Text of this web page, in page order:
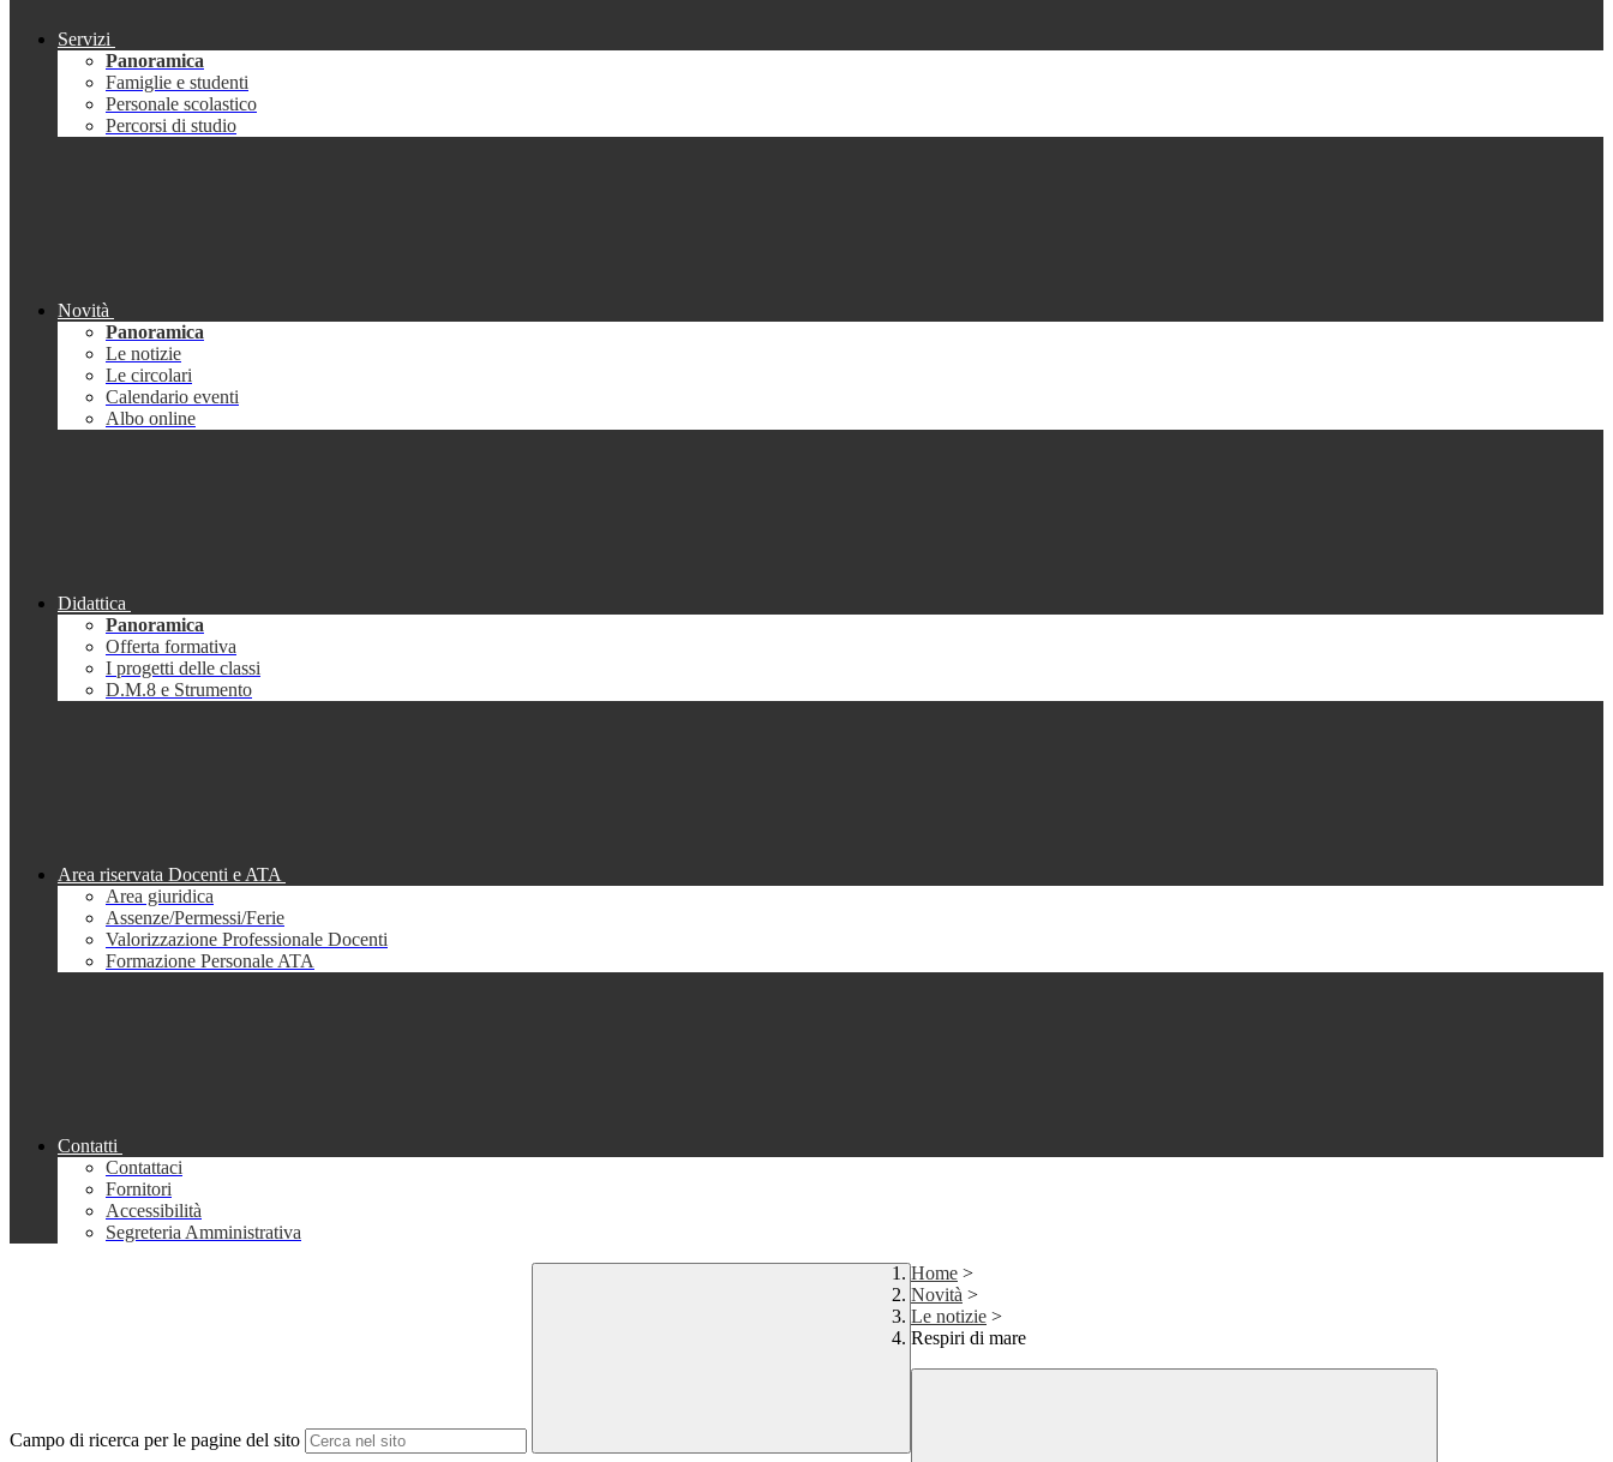
Servizi
Panoramica
Famiglie e studenti
Personale scolastico
Percorsi di studio
Novità
Panoramica
Le notizie
Le circolari
Calendario eventi
Albo online
Didattica
Panoramica
Offerta formativa
I progetti delle classi
D.M.8 e Strumento
Area riservata Docenti e ATA
Area giuridica
Assenze/Permessi/Ferie
Valorizzazione Professionale Docenti
Formazione Personale ATA
Contatti
Contattaci
Fornitori
Accessibilità
Segreteria Amministrativa
Campo di ricerca per le pagine del sito
Home >
Novità >
Le notizie >
Respiri di mare